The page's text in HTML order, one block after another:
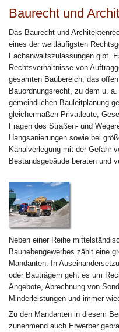
Baurecht und
Das Baurecht und
eines der weitläufigsten
Fachanwaltszulassungen gibt.
Rechtsverhältnisse von
gesamten Baubereich, das
Bauordnungsrecht, zu dem u.
gemeindlichen Bauleitplanung
gleichermaßen Privatleute,
Fragen des Straßen- und
Hangsanierungen sowie bei
Kanalverlegung mit der Gefahr
Bestandsgebäude beraten und
Neben einer Reihe
Baunebengewerbes zählt eine
Mandanten. In
oder Bauträgern geht es um
Angebote, Abrechnung von
Minderleistungen und immer
Zu den Mandanten in diesem
zunehmend auch Erwerber